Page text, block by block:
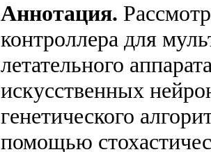
Аннотация.
контроллера для
летательного
искусственных
генетического
помощью